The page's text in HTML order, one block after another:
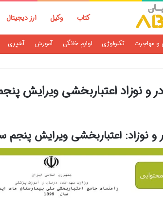
کتاب وکیل ارز دیجیتال
و مهاجرت تکنولوژی لوازم خانگی آموزش آشپزی
و نوزاد اعتباربخشی ویرایش پنجم
نوزاد: اعتباربخشی ویرایش پنجم سال